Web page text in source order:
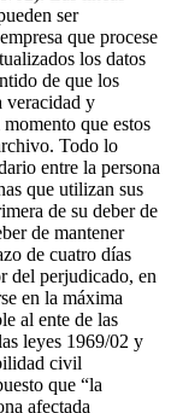
ser
que procese
los datos
de que los
veracidad y
que estos
Todo lo
entre la persona
que utilizan sus
de su deber de
de mantener
de cuatro días
del perjudicado, en
en la máxima
al ente de las
leyes 1969/02 y
civil
que “la
afectada